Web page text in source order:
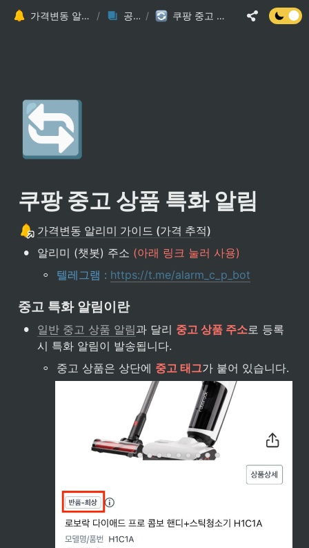
가격변동 알리미 가이드 (가격 추적) / 공지사항 / 쿠팡 중고 상품 특화 알림
🔄
쿠팡 중고 상품 특화 알림
가격변동 알리미 가이드 (가격 추적)
• 알리미 (챗봇) 주소 (아래 링크 눌러 사용)
◦ 텔레그램 : https://t.me/alarm_c_p_bot
중고 특화 알림이란
• 일반 중고 상품 알림과 달리 중고 상품 주소로 등록
시 특화 알림이 발송됩니다.
◦ 중고 상품은 상단에 중고 태그가 붙어 있습니다.